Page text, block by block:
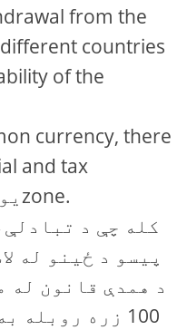
from the
of the
currency, there
and tax
regulation in the یوروzone.
کله چې د
پیسو د ځينو له
د همدې قانون له
100 زره